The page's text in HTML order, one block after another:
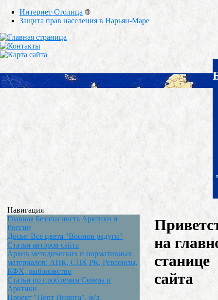
Интернет-Столица ®
Защита прав населения в Нарьян-Маре
Навигация
Главная Безопасность Арктики и
России
Досье: Все цвета "Воинов радуги"
Статьи авторов сайта
Архив методических и нормативных
материалов: АПК, СПК РК, Ревсоюзы,
КФХ, рыболовство
Статьи по проблемам Севера и
Арктики
Проект "Порт Индига", ж/д
на
станице
сайта